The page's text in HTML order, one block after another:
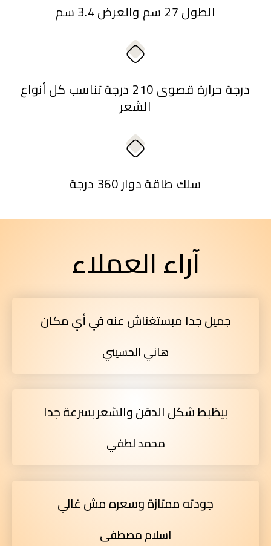
الطول 27 سم والعرض 3.4 سم
درجة حرارة قصوى 210 درجة تناسب كل أنواع
الشعر
سلك طاقة دوار 360 درجة
آراء العملاء
جميل جدا مبستغناش عنه في أي مكان
هاني الحسيني
بيظبط شكل الدقن والشعر بسرعة جداً
محمد لطفي
جودته ممتازة وسعره مش غالي
اسلام مصطفى